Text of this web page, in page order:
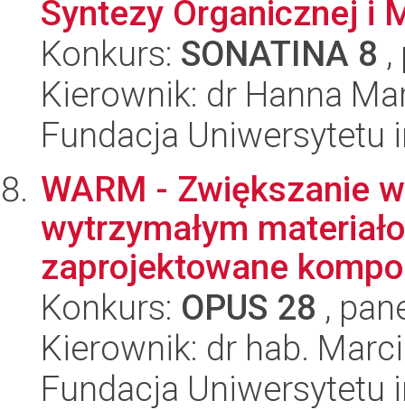
Syntezy Organicznej i
Konkurs: SONATINA 8
Kierownik: dr Hanna
Fundacja Uniwersytetu
WARM - Zwiększanie
wytrzymałym
zaprojektowane
Konkurs: OPUS 28 ,
Kierownik: dr hab.
Fundacja Uniwersytetu